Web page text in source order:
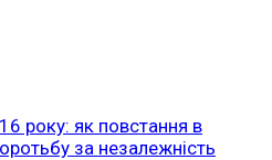
року: як повстання в
за незалежність